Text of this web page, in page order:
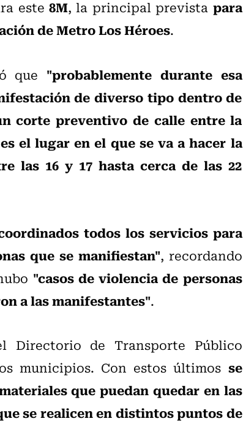
este 8M, la principal prevista para
de Metro Los Héroes.
que "probablemente durante esa
de diverso tipo dentro de
corte preventivo de calle entre la
el lugar en el que se va a hacer la
las 16 y 17 hasta cerca de las 22
todos los servicios para
que se manifiestan", recordando
"casos de violencia de personas
a las manifestantes".
Directorio de Transporte Público
municipios. Con estos últimos se
que puedan quedar en las
se realicen en distintos puntos de